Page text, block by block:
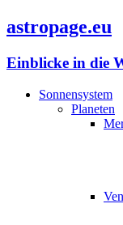
astropage.eu
Einblicke in die
Sonnensystem
Planeten